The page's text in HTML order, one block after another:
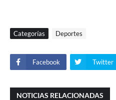
Categorías Deportes
Facebook Twitter
NOTICIAS RELACIONADAS